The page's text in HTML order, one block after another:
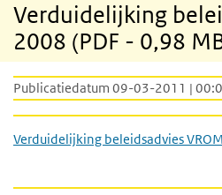
Verduidelijking
2008 (PDF - 0,98
Publicatiedatum 09-03-2011 |
Verduidelijking beleidsadvies